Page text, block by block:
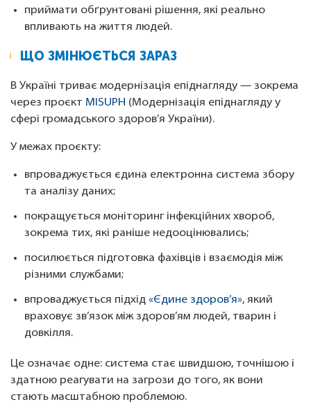
приймати обґрунтовані рішення, які реально
впливають на життя людей.
ЩО ЗМІНЮЄТЬСЯ ЗАРАЗ
В Україні триває модернізація епіднагляду — зокрема
через проєкт MISUPH (Модернізація епіднагляду у
сфері громадського здоров’я України).
У межах проєкту:
впроваджується єдина електронна система збору
та аналізу даних;
покращується моніторинг інфекційних хвороб,
зокрема тих, які раніше недооцінювались;
посилюється підготовка фахівців і взаємодія між
різними службами;
впроваджується підхід «Єдине здоров’я», який
враховує зв’язок між здоров’ям людей, тварин і
довкілля.
Це означає одне: система стає швидшою, точнішою і
здатною реагувати на загрози до того, як вони
стають масштабною проблемою.